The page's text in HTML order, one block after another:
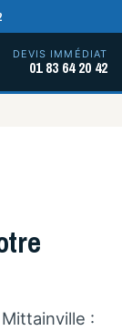
DEVIS IMMÉDIAT
01 83 64 20 42
: